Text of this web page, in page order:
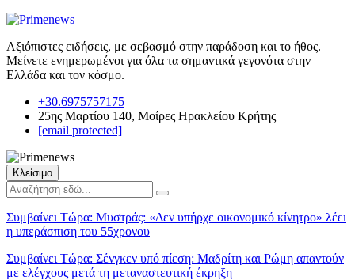
Αξιόπιστες ειδήσεις, με σεβασμό στην παράδοση και το ήθος.
Μείνετε ενημερωμένοι για όλα τα σημαντικά γεγονότα στην
Ελλάδα και τον κόσμο.
+30.6975757175
25ης Μαρτίου 140, Μοίρες Ηρακλείου Κρήτης
[email protected]
Κλείσιμο
Συμβαίνει Τώρα: Μυστράς: «Δεν υπήρχε οικονομικό κίνητρο» λέει
η υπεράσπιση του 55χρονου
Συμβαίνει Τώρα: Σένγκεν υπό πίεση: Μαδρίτη και Ρώμη απαντούν
με ελέγχους μετά τη μεταναστευτική έκρηξη